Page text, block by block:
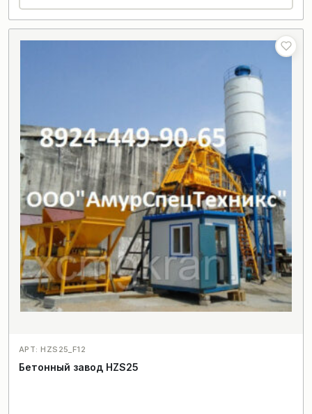
АРТ: HZS25_F12
Бетонный завод HZS25